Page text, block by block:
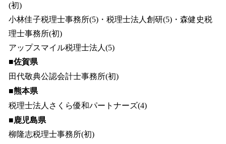
(初)
小林佳子税理士事務所(5)・税理士法人創研(5)・森健史税
理士事務所(初)
アップスマイル税理士法人(5)
■佐賀県
田代敬典公認会計士事務所(初)
■熊本県
税理士法人さくら優和パートナーズ(4)
■鹿児島県
柳隆志税理士事務所(初)